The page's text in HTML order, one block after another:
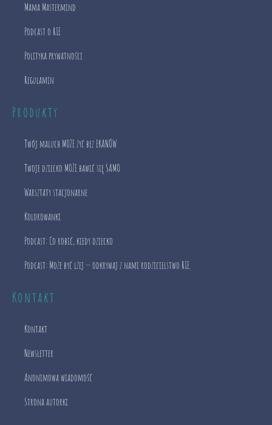
Mama Mastermind
Podcast o RIE
Polityka prywatności
Regulamin
Produkty
Twój maluch MOŻE żyć bez EKANÓW
Twoje dziecko MOŻE bawić się SAMO
Warsztaty stacjonarne
Kolorowanki
Podcast: Co robić, kiedy dziecko
Podcast: Może być lżej — odkrywaj z nami rodzicielstwo RIE.
Kontakt
Kontakt
Newsletter
Anonimowa wiadomość
Strona autorki